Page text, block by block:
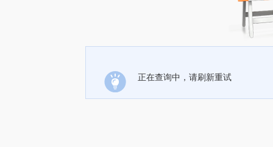
正在查询中，请刷新重试